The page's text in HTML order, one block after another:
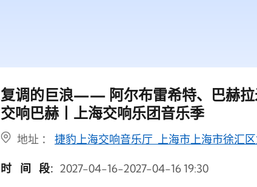
复调的巨浪—— 阿尔布雷希特、巴赫拉
交响巴赫丨上海交响乐团音乐季
地址 ： 捷豹上海交响音乐厅 上海市上海市徐汇
时间段： 2027-04-16-2027-04-16 19:30